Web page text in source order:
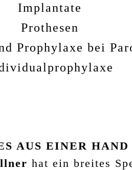
Implantate
Prothesen
Prophylaxe bei
AUS EINER HAND
hat ein breites